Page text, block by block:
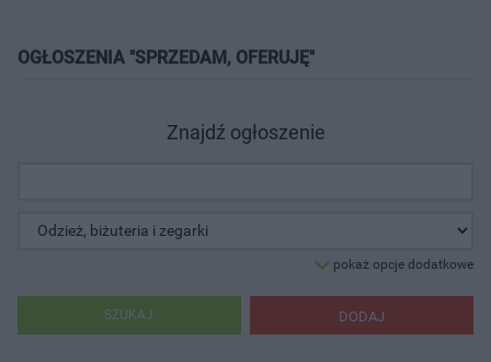
OGŁOSZENIA "SPRZEDAM, OFERUJĘ"
Znajdź ogłoszenie
pokaż opcje dodatkowe
DODAJ
SZUKAJ